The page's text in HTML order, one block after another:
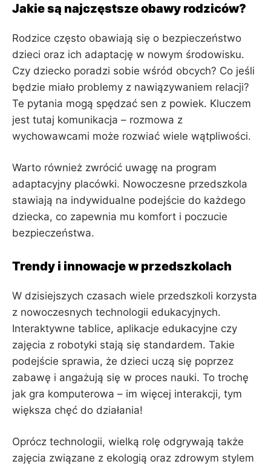
Jakie są najczęstsze obawy rodziców?
Rodzice często obawiają się o bezpieczeństwo
dzieci oraz ich adaptację w nowym środowisku.
Czy dziecko poradzi sobie wśród obcych? Co jeśli
będzie miało problemy z nawiązywaniem relacji?
Te pytania mogą spędzać sen z powiek. Kluczem
jest tutaj komunikacja – rozmowa z
wychowawcami może rozwiać wiele wątpliwości.
Warto również zwrócić uwagę na program
adaptacyjny placówki. Nowoczesne przedszkola
stawiają na indywidualne podejście do każdego
dziecka, co zapewnia mu komfort i poczucie
bezpieczeństwa.
Trendy i innowacje w przedszkolach
W dzisiejszych czasach wiele przedszkoli korzysta
z nowoczesnych technologii edukacyjnych.
Interaktywne tablice, aplikacje edukacyjne czy
zajęcia z robotyki stają się standardem. Takie
podejście sprawia, że dzieci uczą się poprzez
zabawę i angażują się w proces nauki. To trochę
jak gra komputerowa – im więcej interakcji, tym
większa chęć do działania!
Oprócz technologii, wielką rolę odgrywają także
zajęcia związane z ekologią oraz zdrowym stylem